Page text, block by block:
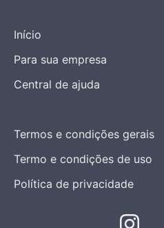
Início
Para sua empresa
Central de ajuda
Termos e condições gerais
Termo e condições de uso
Política de privacidade